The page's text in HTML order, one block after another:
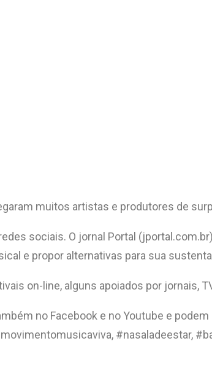
muitos artistas e produtores de
sociais. O jornal Portal
e propor alternativas para sua
on-line, alguns apoiados por jornais,
no Facebook e no Youtube e
#nasaladeestar,